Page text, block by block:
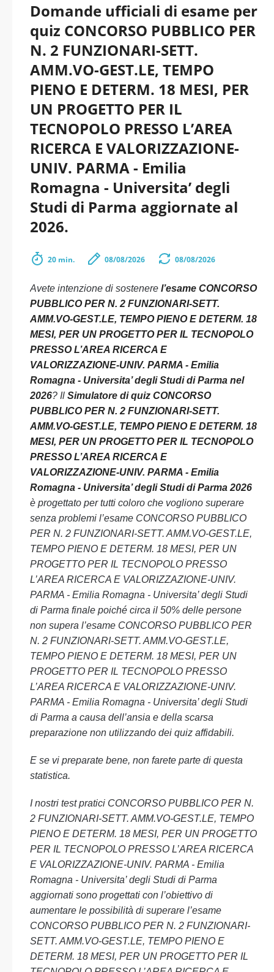
Domande ufficiali di esame per
quiz CONCORSO PUBBLICO PER
N. 2 FUNZIONARI-SETT.
AMM.VO-GEST.LE, TEMPO
PIENO E DETERM. 18 MESI, PER
UN PROGETTO PER IL
TECNOPOLO PRESSO L’AREA
RICERCA E VALORIZZAZIONE-
UNIV. PARMA - Emilia
Romagna - Universita’ degli
Studi di Parma aggiornate al
2026.
20 min. 08/08/2026 08/08/2026
Avete intenzione di sostenere l’esame CONCORSO
PUBBLICO PER N. 2 FUNZIONARI-SETT.
AMM.VO-GEST.LE, TEMPO PIENO E DETERM. 18
MESI, PER UN PROGETTO PER IL TECNOPOLO
PRESSO L’AREA RICERCA E
VALORIZZAZIONE-UNIV. PARMA - Emilia
Romagna - Universita’ degli Studi di Parma nel
2026? Il Simulatore di quiz CONCORSO
PUBBLICO PER N. 2 FUNZIONARI-SETT.
AMM.VO-GEST.LE, TEMPO PIENO E DETERM. 18
MESI, PER UN PROGETTO PER IL TECNOPOLO
PRESSO L’AREA RICERCA E
VALORIZZAZIONE-UNIV. PARMA - Emilia
Romagna - Universita’ degli Studi di Parma 2026
è progettato per tutti coloro che vogliono superare
senza problemi l’esame CONCORSO PUBBLICO
PER N. 2 FUNZIONARI-SETT. AMM.VO-GEST.LE,
TEMPO PIENO E DETERM. 18 MESI, PER UN
PROGETTO PER IL TECNOPOLO PRESSO
L’AREA RICERCA E VALORIZZAZIONE-UNIV.
PARMA - Emilia Romagna - Universita’ degli Studi
di Parma finale poiché circa il 50% delle persone
non supera l’esame CONCORSO PUBBLICO PER
N. 2 FUNZIONARI-SETT. AMM.VO-GEST.LE,
TEMPO PIENO E DETERM. 18 MESI, PER UN
PROGETTO PER IL TECNOPOLO PRESSO
L’AREA RICERCA E VALORIZZAZIONE-UNIV.
PARMA - Emilia Romagna - Universita’ degli Studi
di Parma a causa dell’ansia e della scarsa
preparazione non utilizzando dei quiz affidabili.
E se vi preparate bene, non farete parte di questa
statistica.
I nostri test pratici CONCORSO PUBBLICO PER N.
2 FUNZIONARI-SETT. AMM.VO-GEST.LE, TEMPO
PIENO E DETERM. 18 MESI, PER UN PROGETTO
PER IL TECNOPOLO PRESSO L’AREA RICERCA
E VALORIZZAZIONE-UNIV. PARMA - Emilia
Romagna - Universita’ degli Studi di Parma
aggiornati sono progettati con l’obiettivo di
aumentare le possibilità di superare l’esame
CONCORSO PUBBLICO PER N. 2 FUNZIONARI-
SETT. AMM.VO-GEST.LE, TEMPO PIENO E
DETERM. 18 MESI, PER UN PROGETTO PER IL